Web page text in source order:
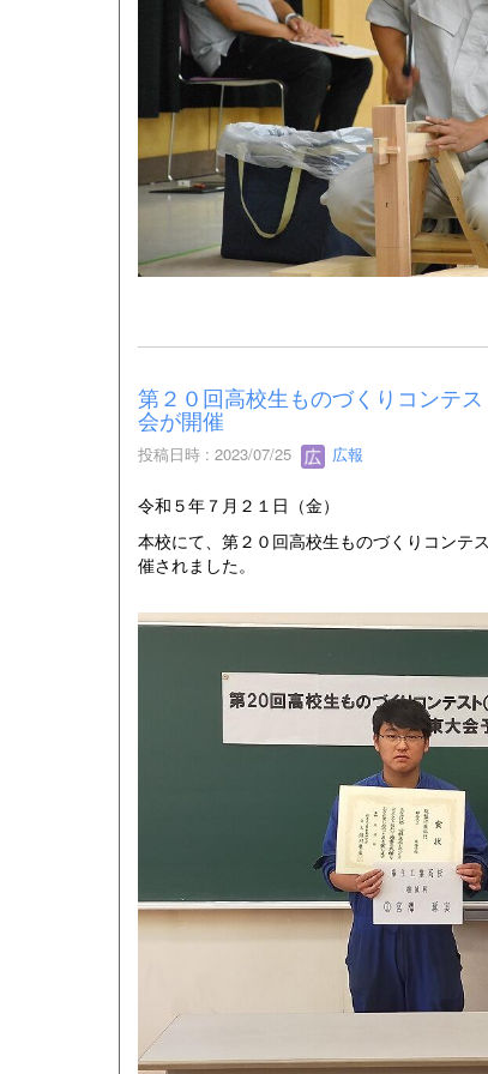
第２０回高校生ものづくりコンテ
会が開催
投稿日時 : 2023/07/25 広報
令和５年７月２１日（金）
本校にて、第２０回高校生ものづくりコンテ
催されました。